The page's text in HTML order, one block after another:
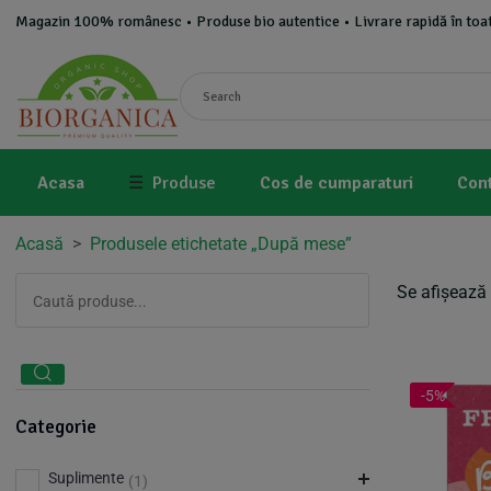
Magazin 100% românesc • Produse bio autentice • Livrare rapidă în
Acasa ☰ Produse Cos de cumparaturi
Acasă > Produsele etichetate „După mese”
Categorie
Suplimente (1)
Se
-5%